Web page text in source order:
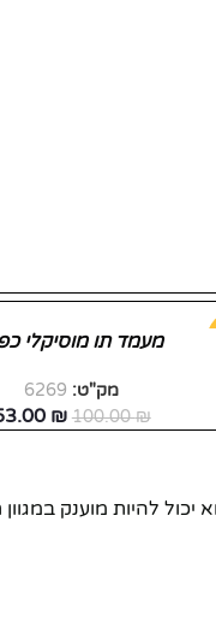
מעמד תו מוסיקלי
מק"ט: 6269
100.00₪
₪
להיות מוענק במגוון